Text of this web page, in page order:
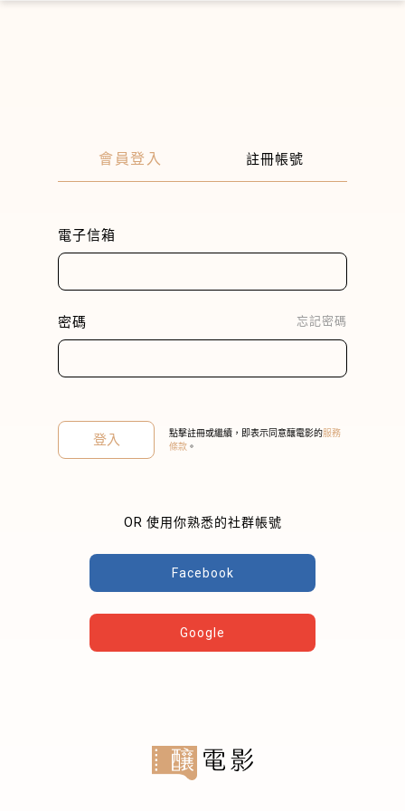
會員登入 註冊帳號
電子信箱
密碼 忘記密碼
登入 點擊註冊或繼續，即表示同意釀電影的服務
條款 。
OR 使用你熟悉的社群帳號
Facebook
Google